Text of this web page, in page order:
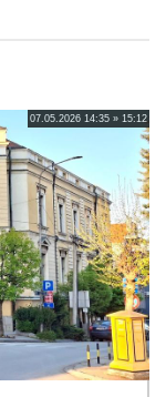
07.05.2026 14:35 » 15:12